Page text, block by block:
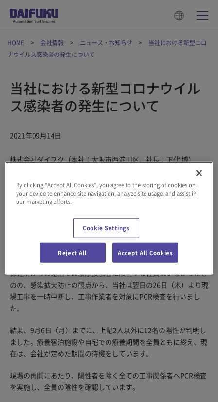
HOME 会社情報 ニュース・お知らせ
当社における新型コロ
ナウイルス感染者の発生について
当社における新型コロナウイル
ス感染者の発生について
2021年09月14日
株式会社ダイフク（本社：大阪市西淀川区、社長：下代 博）
は、このたび関西にある顧客の工事現場で従事する当社パートナ
ー企業社員が、新型コロナウイルスに感染していることを確認い
たしました。
8月25日（水）、同現場の従事者2名が発熱によりPCR検査を受
検したところ、新型コロナウイルスの「陽性」と判明しました。
当社では、所轄保健所と連携して感染者の行動履歴を確認し、濃
厚接触者の特定、当該エリアの消毒などを実施しました。
保健所からの連絡では濃厚接触者に該当する社員はいなかったも
のの、感染拡大防止の観点から、当社は翌日の26日（木）より現
場工事を一時中断し、工事作業者を対象にPCR検査を行いまし
た。
結果、9月6日（月）までに、上記2人以外に12名の陽性が判明し
ました。療養宿泊施設や自宅での療養期間を全員ともに終え、現
在は、会社が定めた期間の待機をしています。
現場の再開にあたり、陽性者を除く全ての工事関係者へPCR検査
を実施し、全員の陰性を確認しています。
By clicking “Accept All Cookies”, you agree to the storing of cookies on
your device to enhance site navigation, analyze site usage, and assist in
our marketing efforts.
Cookie Settings
Reject All Accept All Cookies